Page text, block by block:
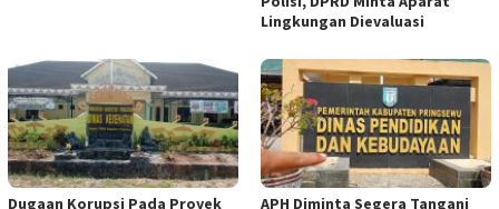
Lingkungan Dievaluasi
Dugaan Korupsi Pada Proyek APH Diminta Segera Tangani